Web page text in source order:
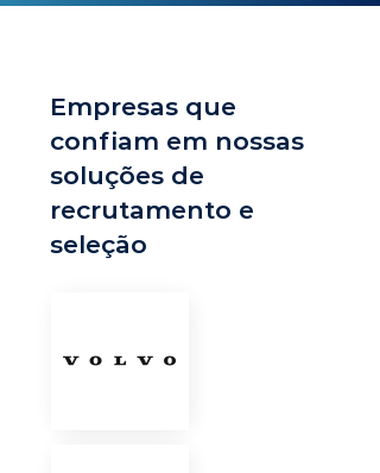
Empresas que
confiam em nossas
soluções de
recrutamento e
seleção